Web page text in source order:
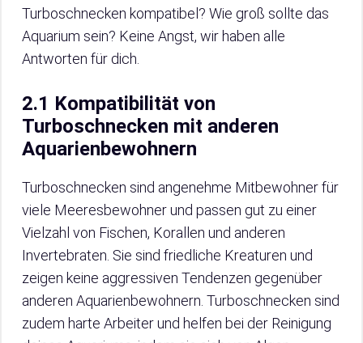
Turboschnecken kompatibel? Wie groß sollte das
Aquarium sein? Keine Angst, wir haben alle
Antworten für dich.
2.1 Kompatibilität von
Turboschnecken mit anderen
Aquarienbewohnern
Turboschnecken sind angenehme Mitbewohner für
viele Meeresbewohner und passen gut zu einer
Vielzahl von Fischen, Korallen und anderen
Invertebraten. Sie sind friedliche Kreaturen und
zeigen keine aggressiven Tendenzen gegenüber
anderen Aquarienbewohnern. Turboschnecken sind
zudem harte Arbeiter und helfen bei der Reinigung